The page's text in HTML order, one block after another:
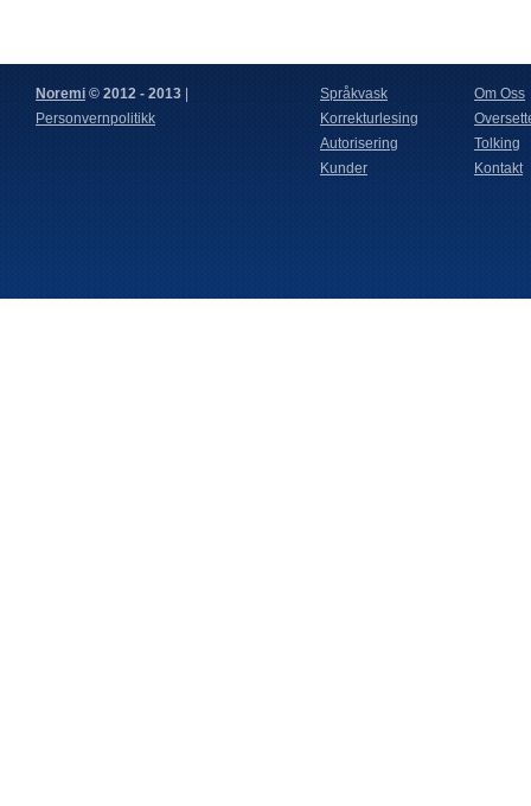
Noremi © 2012 - 2013
Personvernpolitikk
Språkvask
Om Oss
Korrekturlesing
Autorisering
Tolking
Kunder
Kontakt